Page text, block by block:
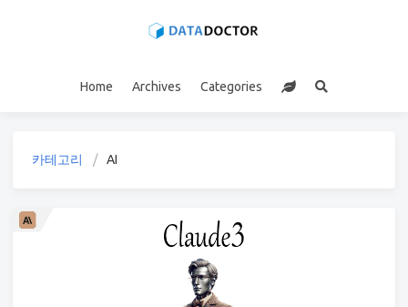
Home Archives Categories
카테고리 AI